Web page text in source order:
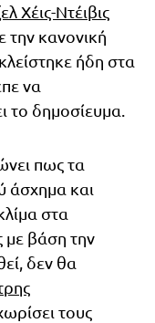
Χέις-Ντέιβις
κανονική
ήδη στα
να
το δημοσίευμα.
πως τα
άσχημα και
στα
με βάση την
δεν θα
τους